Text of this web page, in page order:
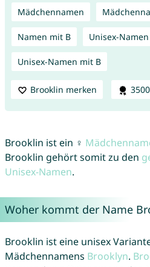
Mädchennamen
Namen mit B Unisex-Namen
Unisex-Namen mit B
Brooklin merken 3500
Brooklin ist ein ♀
Brooklin gehört somit zu den
Unisex-Namen.
Woher kommt der Name
Brooklin ist eine unisex
Mädchennamens Brooklyn.